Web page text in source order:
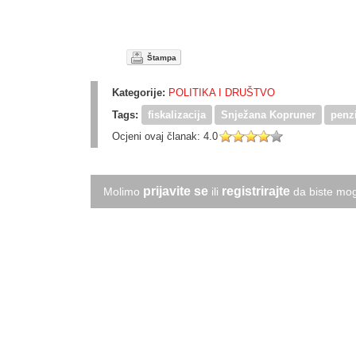
Štampa
Kategorije: POLITIKA I DRUŠTVO
Tags:
fiskalizacija Snježana Kopruner
Ocjeni ovaj članak: 4.0
Molimo prijavite se ili registrirajte da biste